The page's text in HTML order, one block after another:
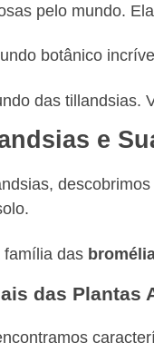
pelo mundo.
botânico
das tillandsias.
e
família das
das Plantas